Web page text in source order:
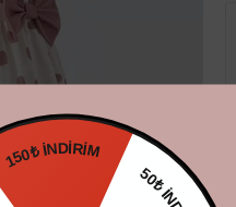
150₺ İNDİRİM